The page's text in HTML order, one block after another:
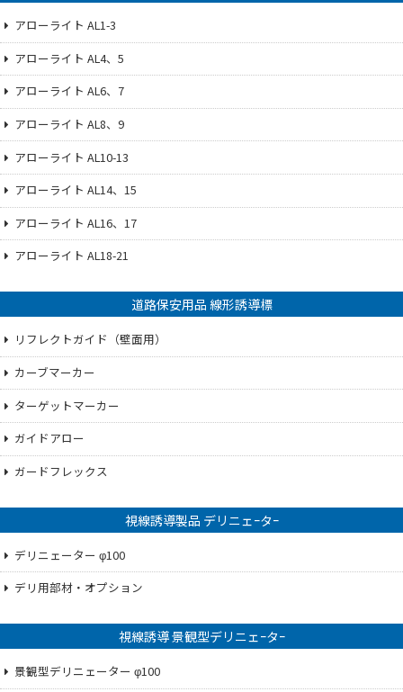
アローライト AL1-3
アローライト AL4、5
アローライト AL6、7
アローライト AL8、9
アローライト AL10-13
アローライト AL14、15
アローライト AL16、17
アローライト AL18-21
道路保安用品 線形誘導標
リフレクトガイド（壁面用）
カーブマーカー
ターゲットマーカー
ガイドアロー
ガードフレックス
視線誘導製品 デリニェｰタｰ
デリニェーター φ100
デリ用部材・オプション
視線誘導 景観型デリニェｰタｰ
景観型デリニェーター φ100